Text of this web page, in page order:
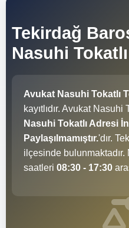
Tekirdağ
Nasuhi Tokatlı
Avukat Nasuhi Tokatlı
kayıtlıdır. Avukat Nasuhi
Nasuhi Tokatlı Adresi
Paylaşılmamıştır.'dır.
ilçesinde bulunmaktadır.
saatleri 08:30 - 17:30